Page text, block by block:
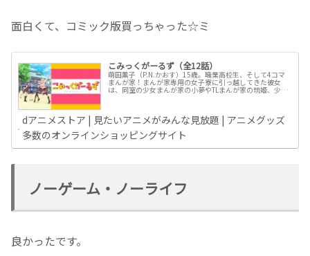
面白くて、コミック版買っちゃった☆ミ
こみっくがーるず（全12話）
萌田薫子（P.N.かおす）15歳。職業高校生、そして4コマ
まんが家！まんが家専用の女子寮に引っ越してきた彼女
は、同室の少女まんが家の小夢やTLまんが家の琉姫、少年
dアニメストア | 見たいアニメがみんな見放題 | アニメグッズ
多数のオンラインショッピングサイト
ノーゲーム・ノーライフ
良かったです。